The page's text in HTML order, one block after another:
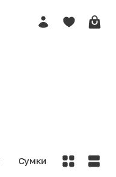
Сумки